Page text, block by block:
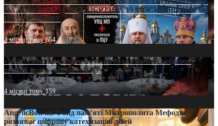
НА «ОФШОР» ДЛЯ ДЕЗЕРТИРА ІЗ МОСКОВСЬКОГО
ПАТРІАРХАТУ
3 місяці тому654
«Кейс Тихона» у Тернополі: як Молитовний сніданок
оголив кризу довіри в ПЦУ
4 місяці тому159
AngelicBot: як Фонд пам’яті Митрополита Мефодія
розвиває цифрову катехизацію дітей